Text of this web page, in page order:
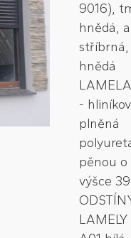
9016),
hnědá,
hnědá
-
plněná
pěnou o
výšce